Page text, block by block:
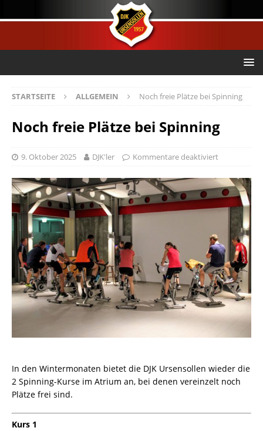
STARTSEITE ALLGEMEIN Noch freie Plätze bei Spinning
Noch freie Plätze bei Spinning
9. Oktober 2025 DJK'ler Kommentare deaktiviert
In den Wintermonaten bietet die DJK Ursensollen wieder die
2 Spinning-Kurse im Atrium an, bei denen vereinzelt noch
Plätze frei sind.
Kurs 1